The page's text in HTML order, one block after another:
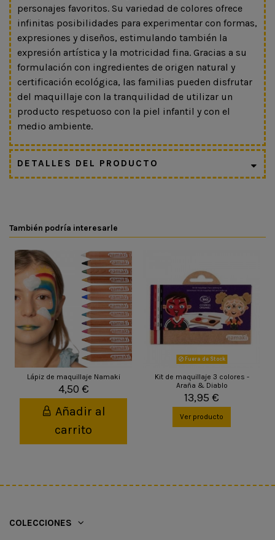
personajes favoritos. Su variedad de colores ofrece
infinitas posibilidades para experimentar con formas,
expresiones y diseños, estimulando también la
expresión artística y la motricidad fina. Gracias a su
formulación con ingredientes de origen natural y
certificación ecológica, las familias pueden disfrutar
del maquillaje con la tranquilidad de utilizar un
producto respetuoso con la piel infantil y con el
medio ambiente.
DETALLES DEL PRODUCTO
También podría interesarle
Lápiz de maquillaje Namaki
4,50 €
Añadir al
carrito
Fuera de Stock
Kit de maquillaje 3 colores -
Araña & Diablo
13,95 €
Ver producto
COLECCIONES